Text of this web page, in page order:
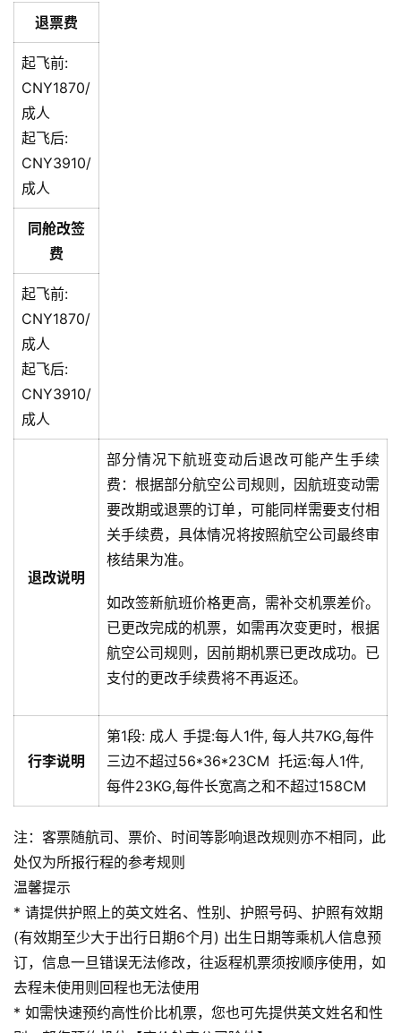
退票费
起飞前:
CNY1870/
成人
起飞后:
CNY3910/
成人
同舱改签
费
起飞前:
CNY1870/
成人
起飞后:
CNY3910/
成人
退改说明
部分情况下航班变动后退改可能产生手续
费：根据部分航空公司规则，因航班变动需
要改期或退票的订单，可能同样需要支付相
关手续费，具体情况将按照航空公司最终审
核结果为准。
如改签新航班价格更高，需补交机票差价。
已更改完成的机票，如需再次变更时，根据
航空公司规则，因前期机票已更改成功。已
支付的更改手续费将不再返还。
行李说明
第1段: 成人 手提:每人1件, 每人共7KG,每件
三边不超过56*36*23CM 托运:每人1件,
每件23KG,每件长宽高之和不超过158CM
注：客票随航司、票价、时间等影响退改规则亦不相同，此
处仅为所报行程的参考规则
温馨提示
* 请提供护照上的英文姓名、性别、护照号码、护照有效期
(有效期至少大于出行日期6个月) 出生日期等乘机人信息预
订，信息一旦错误无法修改，往返程机票须按顺序使用，如
去程未使用则回程也无法使用
* 如需快速预约高性价比机票，您也可先提供英文姓名和性